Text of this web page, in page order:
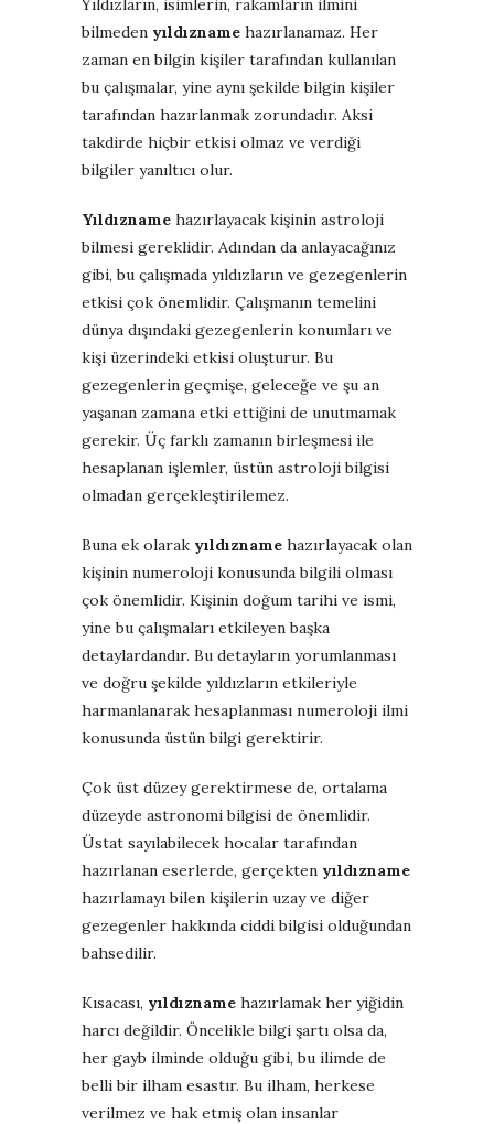
Yıldızların, isimlerin, rakamların ilmini
bilmeden yıldızname hazırlanamaz. Her
zaman en bilgin kişiler tarafından kullanılan
bu çalışmalar, yine aynı şekilde bilgin kişiler
tarafından hazırlanmak zorundadır. Aksi
takdirde hiçbir etkisi olmaz ve verdiği
bilgiler yanıltıcı olur.
Yıldızname hazırlayacak kişinin astroloji
bilmesi gereklidir. Adından da anlayacağınız
gibi, bu çalışmada yıldızların ve gezegenlerin
etkisi çok önemlidir. Çalışmanın temelini
dünya dışındaki gezegenlerin konumları ve
kişi üzerindeki etkisi oluşturur. Bu
gezegenlerin geçmişe, geleceğe ve şu an
yaşanan zamana etki ettiğini de unutmamak
gerekir. Üç farklı zamanın birleşmesi ile
hesaplanan işlemler, üstün astroloji bilgisi
olmadan gerçekleştirilemez.
Buna ek olarak yıldızname hazırlayacak olan
kişinin numeroloji konusunda bilgili olması
çok önemlidir. Kişinin doğum tarihi ve ismi,
yine bu çalışmaları etkileyen başka
detaylardandır. Bu detayların yorumlanması
ve doğru şekilde yıldızların etkileriyle
harmanlanarak hesaplanması numeroloji ilmi
konusunda üstün bilgi gerektirir.
Çok üst düzey gerektirmese de, ortalama
düzeyde astronomi bilgisi de önemlidir.
Üstat sayılabilecek hocalar tarafından
hazırlanan eserlerde, gerçekten yıldızname
hazırlamayı bilen kişilerin uzay ve diğer
gezegenler hakkında ciddi bilgisi olduğundan
bahsedilir.
Kısacası, yıldızname hazırlamak her yiğidin
harcı değildir. Öncelikle bilgi şartı olsa da,
her gayb ilminde olduğu gibi, bu ilimde de
belli bir ilham esastır. Bu ilham, herkese
verilmez ve hak etmiş olan insanlar